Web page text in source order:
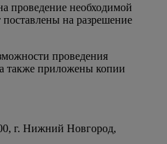
проведение необходимой
на разрешение
проведения
также приложены копии
г. Нижний Новгород,